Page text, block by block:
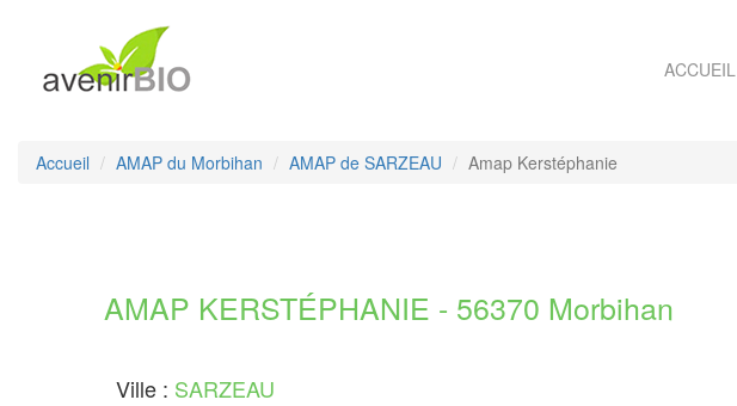
ACCUEIL
Accueil AMAP du Morbihan AMAP de SARZEAU Amap Kerstéphanie
AMAP KERSTÉPHANIE - 56370 Morbihan
Ville : SARZEAU